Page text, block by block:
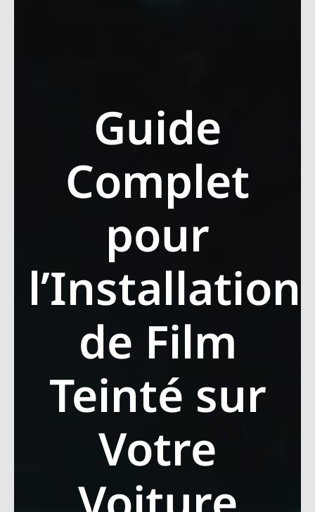
Guide
Complet
pour
l’Installation
de Film
Teinté sur
Votre